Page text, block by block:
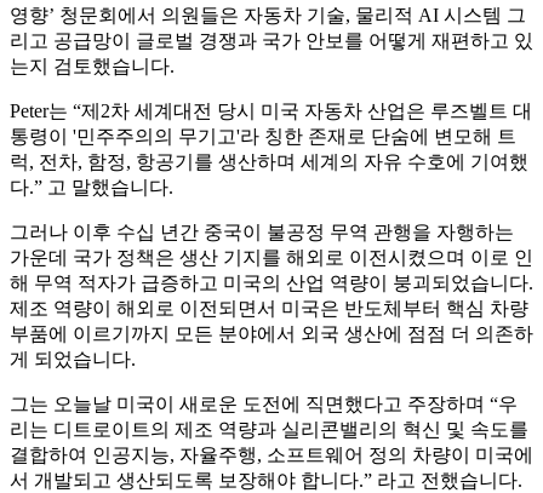
영향’ 청문회에서 의원들은 자동차 기술, 물리적 AI 시스템 그
리고 공급망이 글로벌 경쟁과 국가 안보를 어떻게 재편하고 있
는지 검토했습니다.
Peter는 “제2차 세계대전 당시 미국 자동차 산업은 루즈벨트 대
통령이 '민주주의의 무기고'라 칭한 존재로 단숨에 변모해 트
럭, 전차, 함정, 항공기를 생산하며 세계의 자유 수호에 기여했
다.” 고 말했습니다.
그러나 이후 수십 년간 중국이 불공정 무역 관행을 자행하는
가운데 국가 정책은 생산 기지를 해외로 이전시켰으며 이로 인
해 무역 적자가 급증하고 미국의 산업 역량이 붕괴되었습니다.
제조 역량이 해외로 이전되면서 미국은 반도체부터 핵심 차량
부품에 이르기까지 모든 분야에서 외국 생산에 점점 더 의존하
게 되었습니다.
그는 오늘날 미국이 새로운 도전에 직면했다고 주장하며 “우
리는 디트로이트의 제조 역량과 실리콘밸리의 혁신 및 속도를
결합하여 인공지능, 자율주행, 소프트웨어 정의 차량이 미국에
서 개발되고 생산되도록 보장해야 합니다.” 라고 전했습니다.